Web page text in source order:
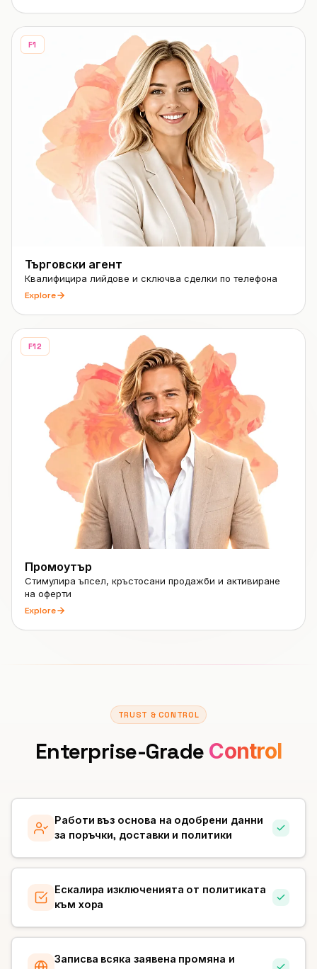
F1
Търговски агент
Квалифицира лийдове и сключва сделки по телефона
Explore
F12
Промоутър
Стимулира ъпсел, кръстосани продажби и активиране
на оферти
Explore
TRUST & CONTROL
Enterprise-Grade Control
Работи въз основа на одобрени данни
за поръчки, доставки и политики
Ескалира изключенията от политиката
към хора
Записва всяка заявена промяна и